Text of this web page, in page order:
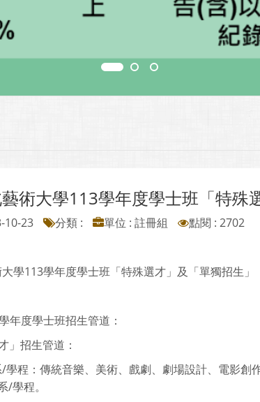
術大學113學年度學士班「特殊
10-23 分類 : 單位 : 註冊組 點閱 : 2702
學113學年度學士班「特殊選才」及「單獨招生」
年度學士班招生管道：
」招生管道：
/學程：傳統音樂、美術、戲劇、劇場設計、電影
/學程。